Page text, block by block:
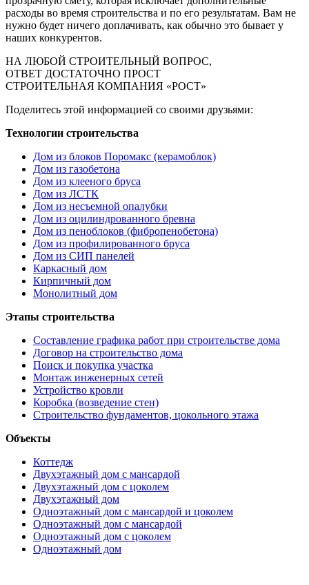
расходы во время строительства и по его результатам. Вам не
нужно будет ничего доплачивать, как обычно это бывает у
наших конкурентов.
НА ЛЮБОЙ СТРОИТЕЛЬНЫЙ ВОПРОС,
ОТВЕТ ДОСТАТОЧНО ПРОСТ
СТРОИТЕЛЬНАЯ КОМПАНИЯ «РОСТ»
Поделитесь этой информацией со своими друзьями:
Технологии строительства
Дом из блоков Поромакс (керамоблок)
Дом из газобетона
Дом из клееного бруса
Дом из ЛСТК
Дом из несъемной опалубки
Дом из оцилиндрованного бревна
Дом из пеноблоков (фибропенобетона)
Дом из профилированного бруса
Дом из СИП панелей
Каркасный дом
Кирпичный дом
Монолитный дом
Этапы строительства
Составление графика работ при строительстве дома
Договор на строительство дома
Поиск и покупка участка
Монтаж инженерных сетей
Устройство кровли
Коробка (возведение стен)
Строительство фундаментов, цокольного этажа
Объекты
Коттедж
Двухэтажный дом с мансардой
Двухэтажный дом с цоколем
Двухэтажный дом
Одноэтажный дом с мансардой и цоколем
Одноэтажный дом с мансардой
Одноэтажный дом с цоколем
Одноэтажный дом